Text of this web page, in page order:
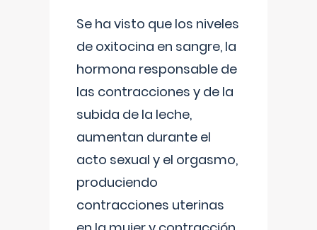
Se ha visto que los niveles
de oxitocina en sangre, la
hormona responsable de
las contracciones y de la
subida de la leche,
aumentan durante el
acto sexual y el orgasmo,
produciendo
contracciones uterinas